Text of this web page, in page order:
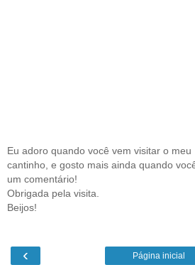
Eu adoro quando você vem visitar o meu
cantinho, e gosto mais ainda quando
um comentário!
Obrigada pela visita.
Beijos!
‹ Página inicial